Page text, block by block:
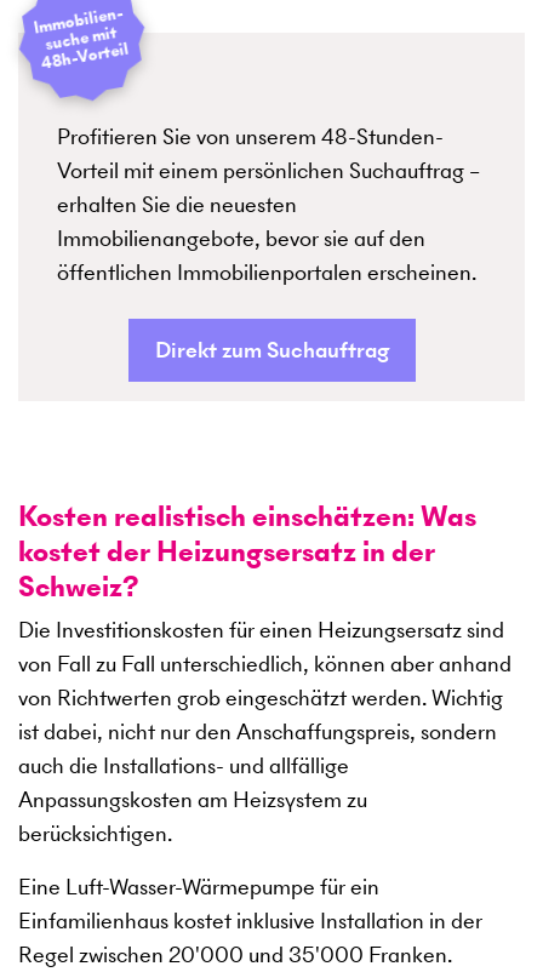
Profitieren Sie von unserem 48-Stunden-
Vorteil mit einem persönlichen Suchauftrag –
erhalten Sie die neuesten
Immobilienangebote, bevor sie auf den
öffentlichen Immobilienportalen erscheinen.
I
mmobilien­
suche mit
48h-Vorteil
Direkt zum Suchauftrag
Kosten realistisch einschätzen: Was
kostet der Heizungsersatz in der
Schweiz?
Die Investitionskosten für einen Heizungsersatz sind
von Fall zu Fall unterschiedlich, können aber anhand
von Richtwerten grob eingeschätzt werden. Wichtig
ist dabei, nicht nur den Anschaffungspreis, sondern
auch die Installations- und allfällige
Anpassungskosten am Heizsystem zu
berücksichtigen.
Eine Luft-Wasser-Wärmepumpe für ein
Einfamilienhaus kostet inklusive Installation in der
Regel zwischen 20'000 und 35'000 Franken.